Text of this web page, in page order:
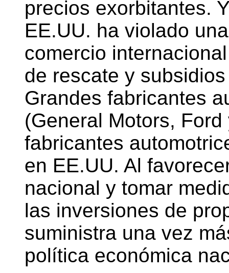
precios exorbitantes.
EE.UU. ha violado
comercio
de rescate y
Grandes fabricantes
(General Motors,
fabricantes
en EE.UU. Al
nacional y tomar
las inversiones de
suministra una vez
política económica